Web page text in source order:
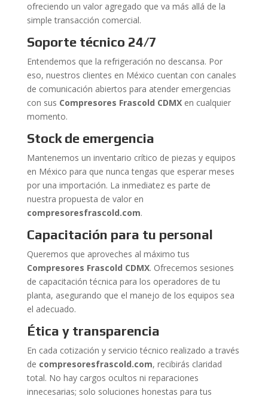
ofreciendo un valor agregado que va más allá de la
simple transacción comercial.
Soporte técnico 24/7
Entendemos que la refrigeración no descansa. Por
eso, nuestros clientes en México cuentan con canales
de comunicación abiertos para atender emergencias
con sus Compresores Frascold CDMXen cualquier
momento.
Stock de emergencia
Mantenemos un inventario crítico de piezas y equipos
en México para que nunca tengas que esperar meses
por una importación. La inmediatez es parte de
nuestra propuesta de valor en
compresoresfrascold.com.
Capacitación para tu personal
Queremos que aproveches al máximo tus
Compresores Frascold CDMX. Ofrecemos sesiones
de capacitación técnica para los operadores de tu
planta, asegurando que el manejo de los equipos sea
el adecuado.
Ética y transparencia
En cada cotización y servicio técnico realizado a través
de compresoresfrascold.com, recibirás claridad
total. No hay cargos ocultos ni reparaciones
innecesarias; solo soluciones honestas para tus